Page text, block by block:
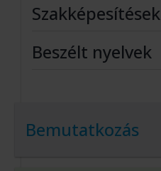
Szakképesítések
Beszélt nyelvek
Bemutatkozás